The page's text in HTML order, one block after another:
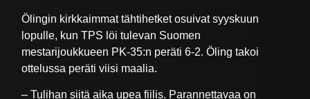
Ölingin kirkkaimmat tähtihetket osuivat syyskuun
lopulle, kun TPS löi tulevan Suomen
mestarijoukkueen PK-35:n peräti 6-2. Öling takoi
ottelussa peräti viisi maalia.
– Tulihan siitä aika upea fiilis. Parannettavaa on